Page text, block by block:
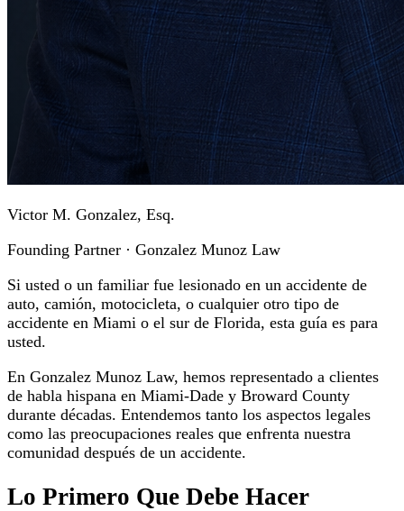
Victor M. Gonzalez, Esq.
Founding Partner · Gonzalez Munoz Law
Si usted o un familiar fue lesionado en un accidente de
auto, camión, motocicleta, o cualquier otro tipo de
accidente en Miami o el sur de Florida, esta guía es para
usted.
En Gonzalez Munoz Law, hemos representado a clientes
de habla hispana en Miami-Dade y Broward County
durante décadas. Entendemos tanto los aspectos legales
como las preocupaciones reales que enfrenta nuestra
comunidad después de un accidente.
Lo Primero Que Debe Hacer